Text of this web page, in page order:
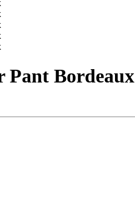
Pant Bordeaux